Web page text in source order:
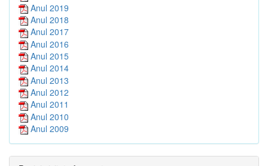
Anul 2019
Anul 2018
Anul 2017
Anul 2016
Anul 2015
Anul 2014
Anul 2013
Anul 2012
Anul 2011
Anul 2010
Anul 2009